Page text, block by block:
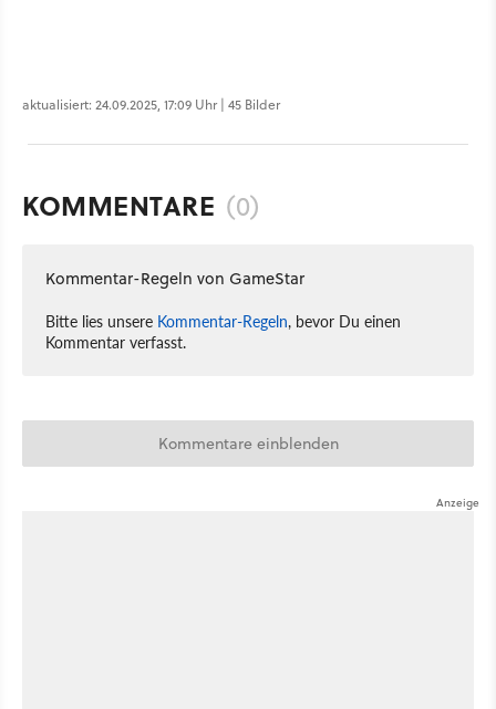
aktualisiert: 24.09.2025, 17:09 Uhr | 45 Bilder
KOMMENTARE (0)
Kommentar-Regeln von GameStar
Bitte lies unsere Kommentar-Regeln, bevor Du einen
Kommentar verfasst.
Kommentare einblenden